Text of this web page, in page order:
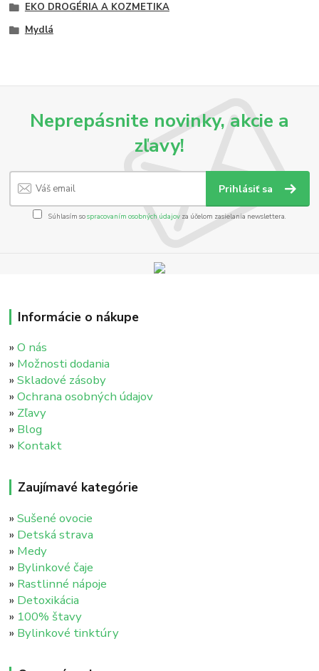
EKO DROGÉRIA A KOZMETIKA
Mydlá
Neprepásnite novinky, akcie a
zľavy!
Prihlásiť sa
Súhlasím sospracovaním osobných údajov za účelom zasielania newslettera.
Informácie o nákupe
»O nás
» Možnosti dodania
»Skladové zásoby
»Ochrana osobných údajov
» Zľavy
» Blog
» Kontakt
Zaujímavé kategórie
»Sušené ovocie
» Detská strava
» Medy
» Bylinkové čaje
» Rastlinné nápoje
» Detoxikácia
» 100% štavy
» Bylinkové tinktúry